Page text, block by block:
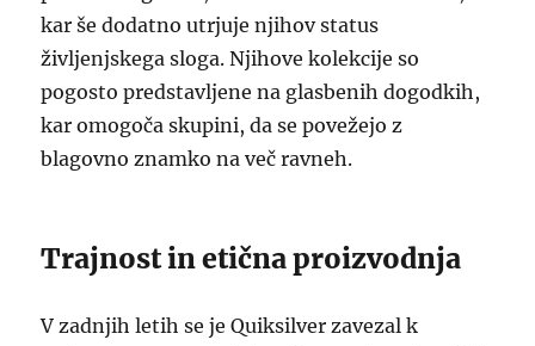
kar še dodatno utrjuje njihov status
življenjskega sloga. Njihove kolekcije so
pogosto predstavljene na glasbenih dogodkih,
kar omogoča skupini, da se povežejo z
blagovno znamko na več ravneh.
Trajnost in etična proizvodnja
V zadnjih letih se je Quiksilver zavezal k